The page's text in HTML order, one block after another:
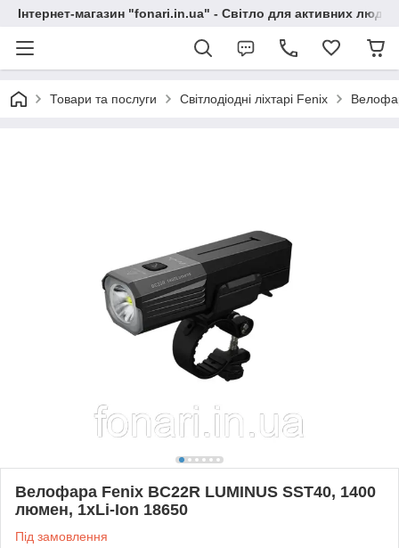
Інтернет-магазин "fonari.in.ua" - Світло для активних людей
Товари та послуги Світлодіодні ліхтарі Fenix
Велофара Fenix BC22R LUMINUS SST40, 1400
люмен, 1xLi-Ion 18650
Під замовлення